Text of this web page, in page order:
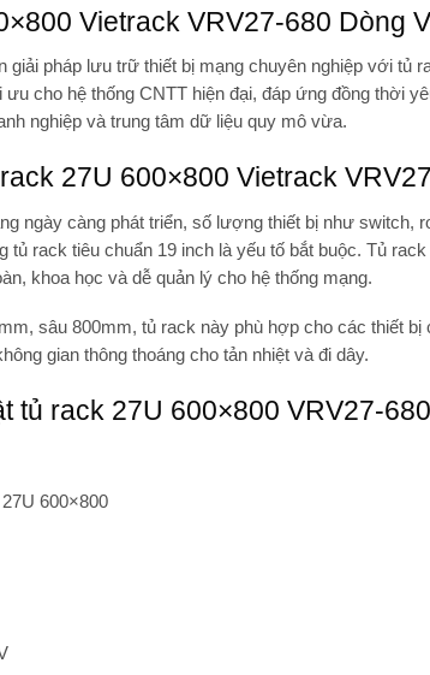
Vietrack VRV27-680 Dòng V
giải pháp lưu trữ thiết bị mạng chuyên nghiệp với tủ
cho hệ thống CNTT hiện đại, đáp ứng đồng thời
nghiệp và trung tâm dữ liệu quy mô vừa.
27U 600×800 Vietrack
ngày càng phát triển, số lượng thiết bị như switch,
tủ rack tiêu chuẩn 19 inch là yếu tố bắt buộc. Tủ rack
khoa học và dễ quản lý cho hệ thống mạng.
sâu 800mm, tủ rack này phù hợp cho các thiết
gian thông thoáng cho tản nhiệt và đi dây.
tủ rack 27U 600×800 VRV27-680
600×800